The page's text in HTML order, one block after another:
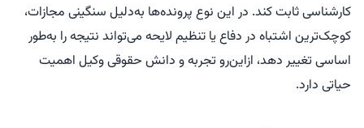
کارشناسی ثابت کند. در این نوع پرونده‌ها به‌دلیل سنگینی مجازات،
کوچک‌ترین اشتباه در دفاع یا تنظیم لایحه می‌تواند نتیجه را به‌طور
اساسی تغییر دهد، ازاین‌رو تجربه و دانش حقوقی وکیل اهمیت
حیاتی دارد.